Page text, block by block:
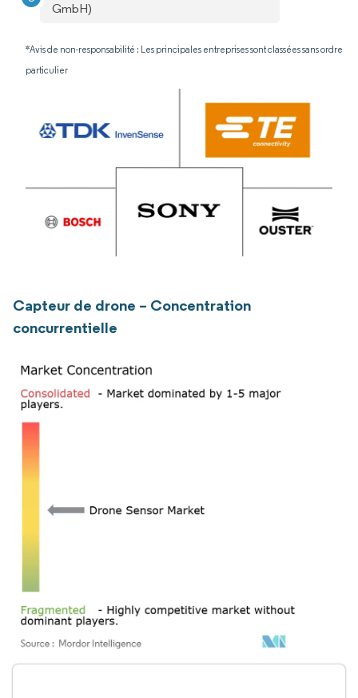
GmbH)
*Avis de non-responsabilité : Les principales entreprises sont classées sans ordre
particulier
Capteur de drone – Concentration
concurrentielle